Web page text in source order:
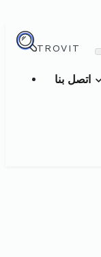
TROVIT